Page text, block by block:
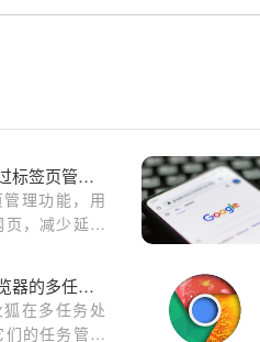
Chrome浏览器如何通过标签页管理提高网页切换速度
理功能，用
，减少延迟
Chrome与火狐哪个浏览器的多任务处理更高效
在多任务处
的任务管理